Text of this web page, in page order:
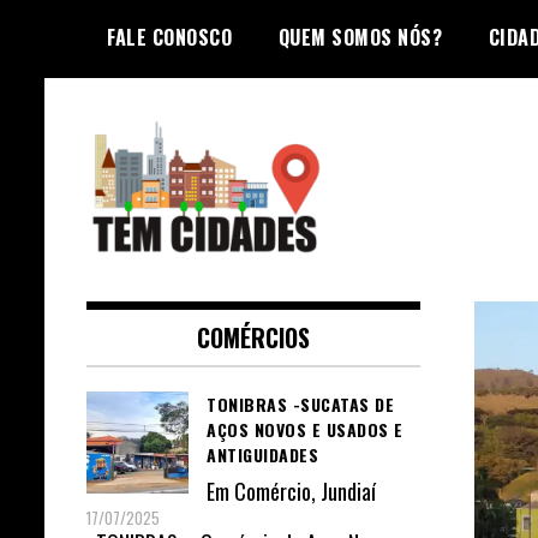
content
FALE CONOSCO QUEM SOMOS NÓS?
TEM CIDADES
COMÉRCIOS
TONIBRAS -SUCATAS DE
AÇOS NOVOS E USADOS E
ANTIGUIDADES
Em Comércio, Jundiaí
17/07/2025